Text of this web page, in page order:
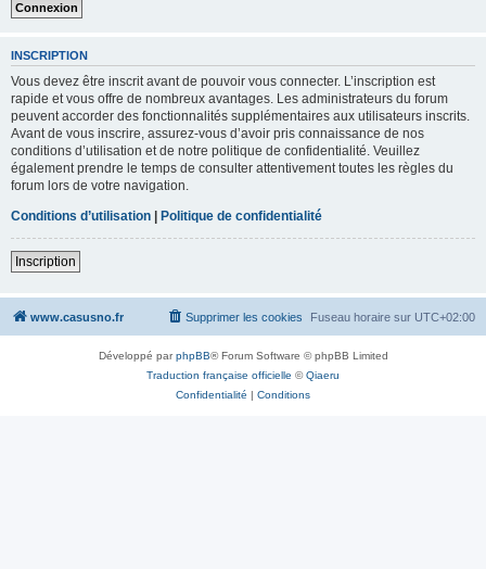
INSCRIPTION
Vous devez être inscrit avant de pouvoir vous connecter. L’inscription est
rapide et vous offre de nombreux avantages. Les administrateurs du forum
peuvent accorder des fonctionnalités supplémentaires aux utilisateurs inscrits.
Avant de vous inscrire, assurez-vous d’avoir pris connaissance de nos
conditions d’utilisation et de notre politique de confidentialité. Veuillez
également prendre le temps de consulter attentivement toutes les règles du
forum lors de votre navigation.
Conditions d’utilisation | Politique de confidentialité
Inscription
www.casusno.fr Fuseau horaire sur UTC+02:00
Supprimer les cookies
Développé parphpBB® Forum Software © phpBB Limited
Traduction française officielle ©Qiaeru
Confidentialité | Conditions